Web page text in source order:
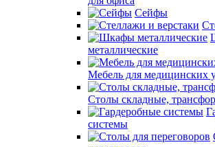
Сейфы
металлические
Мебель для медицинских
Столы складные,
системы